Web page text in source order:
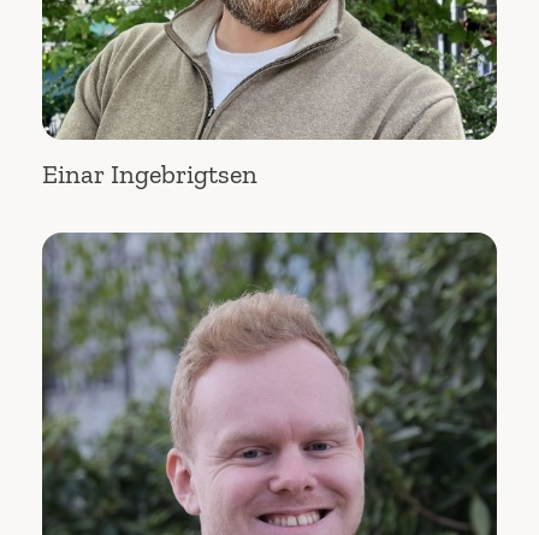
Einar Ingebrigtsen